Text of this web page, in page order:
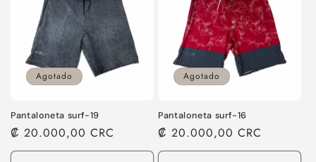
Agotado
Pantaloneta surf-19
Precio
habitual
₡ 20.000,00 CRC
Agotado
Pantaloneta surf-16
Precio
habitual
₡ 20.000,00 CRC